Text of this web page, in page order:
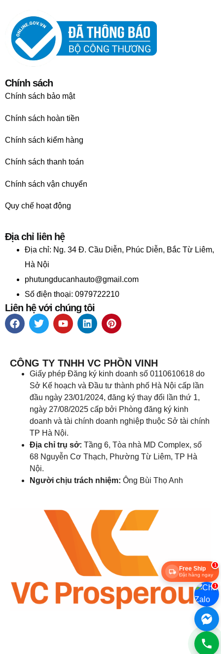
Chính sách
Chính sách bảo mật
Chính sách hoàn tiền
Chính sách kiểm hàng
Chính sách thanh toán
Chính sách vận chuyển
Quy chế hoạt động
Địa chỉ liên hệ
Địa chỉ: Ng. 34 Đ. Cầu Diễn, Phúc Diễn, Bắc Từ Liêm,
Hà Nội
phutungducanhauto@gmail.com
Số điện thoại: 0979722210
Liên hệ với chúng tôi
CÔNG TY TNHH VC PHỒN VINH
Giấy phép Đăng ký kinh doanh số 0110610618 do
Sở Kế hoạch và Đầu tư thành phố Hà Nội cấp lần
đầu ngày 23/01/2024, đăng ký thay đổi lần thứ 1,
ngày 27/08/2025 cấp bởi Phòng đăng ký kinh
doanh và tài chính doanh nghiệp thuộc Sở tài chính
TP Hà Nội.
Địa chỉ trụ sở: Tầng 6, Tòa nhà MD Complex, số
68 Nguyễn Cơ Thạch, Phường Từ Liêm, TP Hà
Nội.
Người chịu trách nhiệm: Ông Bùi Thọ Anh
1
Free Ship
Đặt hàng ngay
1